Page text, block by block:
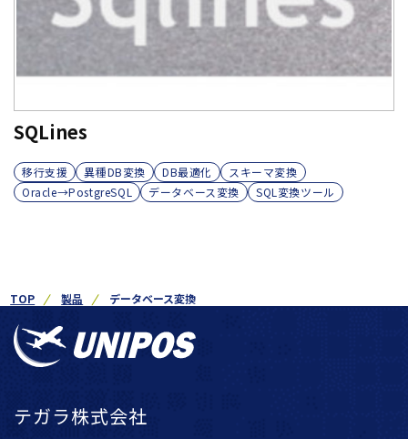
SQLines
移行支援 異種DB変換 DB最適化
スキーマ変換
Oracle→PostgreSQL
データベース変換 SQL変換ツール
TOP 製品 データベース変換
テガラ株式会社